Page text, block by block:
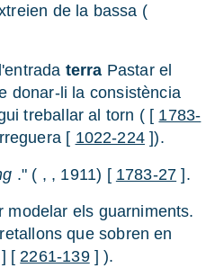
de la bassa (
terra Pastar el
donar-li la consistència
treballar al torn ( [ 1783-
[ 1022-224]).
." ( , , 1911) [ 1783-27 ].
modelar els guarniments.
que sobren en
] [2261-139] ).